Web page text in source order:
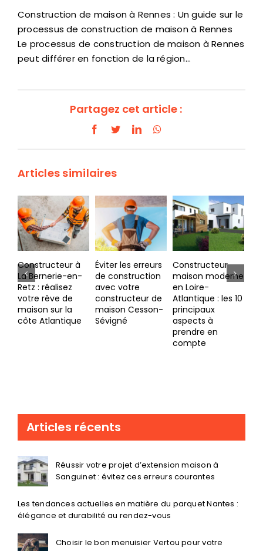
Construction de maison à Rennes : Un guide sur le
processus de construction de maison à Rennes
Le processus de construction de maison à Rennes
peut différer en fonction de la région…
Partagez cet article :
Facebook
TwitterLinkedIn
Articles similaires
Éviter les erreurs
de construction
avec votre
constructeur de
maison Cesson-
Sévigné
Constructeur
maison moderne
en Loire-
Atlantique : les 10
principaux
aspects à
L’impact de la
COVID-19 sur
l’architecture et
la vie
quotidienne
Articles récents
Réussir votre projet d’extension maison à
Sanguinet : évitez ces erreurs courantes
Les tendances actuelles en matière du parquet Nantes :
élégance et durabilité au rendez-vous
Choisir le bon menuisier Vertou pour votre